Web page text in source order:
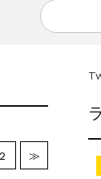
2 ≫